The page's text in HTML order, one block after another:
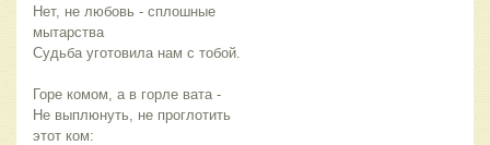
Нет, не любовь - сплошные
мытарства
Судьба уготовила нам с тобой.
Горе комом, а в горле вата -
Не выплюнуть, не проглотить
этот ком: